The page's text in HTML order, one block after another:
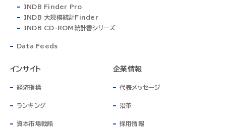
INDB Finder Pro
INDB 大規模統計Finder
INDB CD-ROM統計書シリーズ
Data Feeds
インサイト
経済指標
ランキング
資本市場戦略
企業情報
代表メッセージ
沿革
採用情報